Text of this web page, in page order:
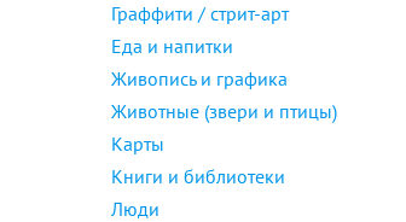
Граффити / стрит-арт
Еда и напитки
Живопись и графика
Животные (звери и птицы)
Карты
Книги и библиотеки
Люди